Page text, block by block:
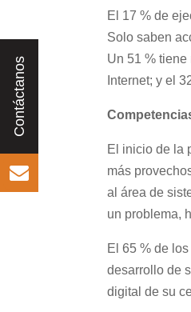
El 17 % de
Solo saben
Un 51 %
Internet; y el
El inicio de la
más
al área de
un problema,
El 65 % de
desarrollo de
digital de su